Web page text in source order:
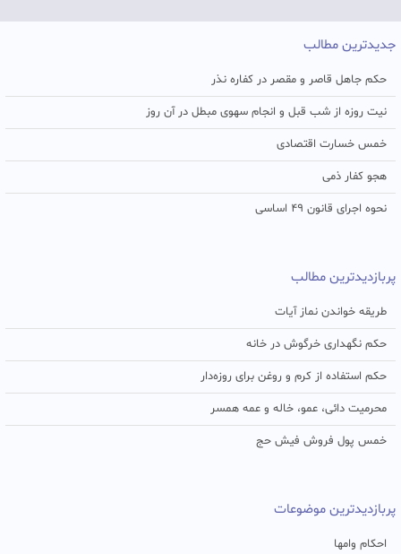
جدیدترین مطالب
حکم جاهل قاصر و مقصر در کفاره نذر
نیت روزه از شب قبل و انجام سهوی مبطل در آن روز
خمس خسارت اقتصادی
هجو کفار ذمی
نحوه اجرای قانون ۴۹ اساسی
پربازدیدترین مطالب
طریقه خواندن نماز آیات
حکم نگهداری خرگوش در خانه
حکم استفاده از کرم و روغن برای روزه‌دار
محرمیت دائی، عمو، خاله و عمه همسر
خمس پول فروش فیش حج
پربازدیدترین موضوعات
احکام وامها